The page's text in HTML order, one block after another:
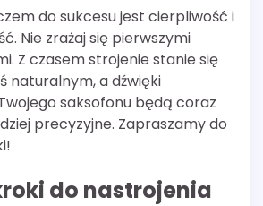
do sukcesu jest cierpliwość i
Nie zrażaj się pierwszymi
Z czasem strojenie stanie się
naturalnym, a dźwięki
saksofonu będą coraz
precyzyjne. Zapraszamy do
do nastrojenia